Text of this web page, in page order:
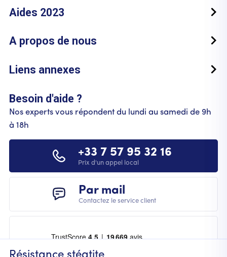
Aides 2023
A propos de nous
Liens annexes
Besoin d'aide ?
Nos experts vous répondent du lundi au samedi de 9h
à 18h
+33 7 57 95 32 16
Prix d'un appel local
Par mail
Contactez le service client